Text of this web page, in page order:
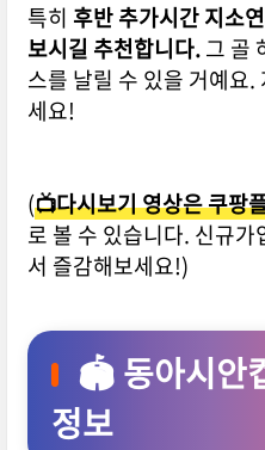
특히 후반 추가시간 지소
보시길 추천합니다.그 골
스를 날릴 수 있을 거예요
세요!
(📺다시보기 영상은 쿠팡
로 볼 수 있습니다. 신규
서 즐감해보세요!)
🏟️ 동아시안
정보